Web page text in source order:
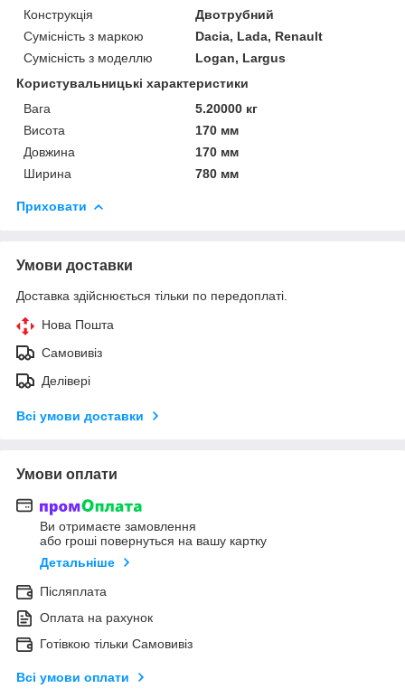
Конструкція
Двотрубний
Сумісність з маркою
Dacia, Lada, Renault
Сумісність з моделлю
Logan, Largus
Користувальницькі характеристики
Вага
5.20000 кг
Висота
170 мм
Довжина
170 мм
Ширина
780 мм
Приховати
Умови доставки
Доставка здійснюється тільки по передоплаті.
Нова Пошта
Самовивіз
Делівері
Всі умови доставки
Умови оплати
Ви отримаєте замовлення
або гроші повернуться на вашу картку
Детальніше
Післяплата
Оплата на рахунок
Готівкою тільки Самовивіз
Всі умови оплати